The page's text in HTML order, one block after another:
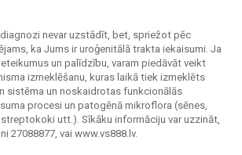
nevar uzstādīt, bet, spriežot pēc
ka Jums ir uroģenitālā trakta iekaisumi. Ja
un palīdzību, varam piedāvāt veikt
izmeklēšanu, kuras laikā tiek izmeklēts
sistēma un noskaidrotas funkcionālās
procesi un patogēnā mikroflora (sēnes,
utt.). Sīkāku informāciju var uzzināt,
27088877, vai www.vs888.lv.